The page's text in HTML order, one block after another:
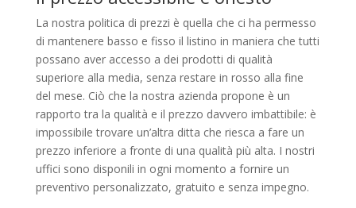
La nostra politica di prezzi è quella che ci ha permesso
di mantenere basso e fisso il listino in maniera che tutti
possano aver accesso a dei prodotti di qualità
superiore alla media, senza restare in rosso alla fine
del mese. Ciò che la nostra azienda propone è un
rapporto tra la qualità e il prezzo davvero imbattibile: è
impossibile trovare un’altra ditta che riesca a fare un
prezzo inferiore a fronte di una qualità più alta. I nostri
uffici sono disponili in ogni momento a fornire un
preventivo personalizzato, gratuito e senza impegno.